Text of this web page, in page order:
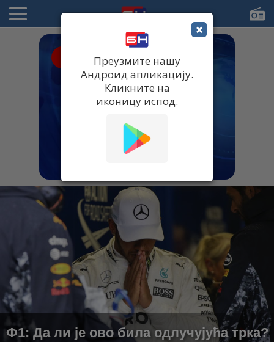
Ф1: Да ли је ово била одлучујућа трка?
×
Преузмите нашу
Андроид апликацију.
Кликните на
иконицу испод.